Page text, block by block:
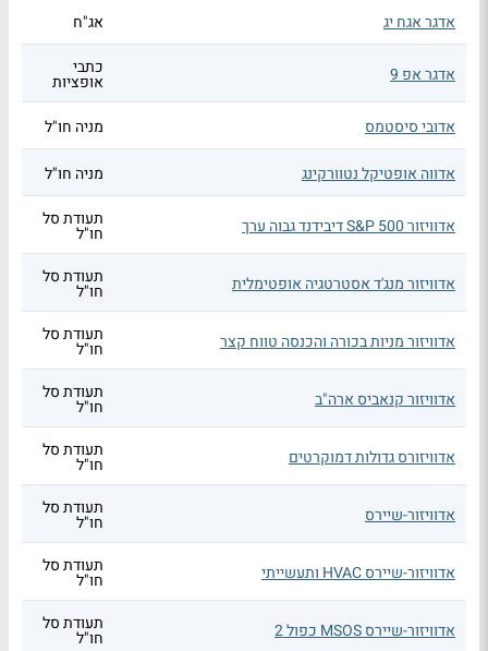
אדגר אגח יג אג"ח
אדגר אפ 9 כתבי
אופציות
אדובי סיסטמס
מניה חו"ל
אדווה אופטיקל נטוורקינג מניה חו"ל
אדוויזור S&P 500 דיבידנד גבוה ערך תעודת סל
חו"ל
אדוויזור מנג'ד אסטרטגיה אופטימלית תעודת סל
חו"ל
אדוויזור מניות בכורה והכנסה טווח קצר תעודת סל
חו"ל
אדוויזור קנאביס ארה"ב תעודת סל
חו"ל
אדוויזורס גדולות דמוקרטים תעודת סל
חו"ל
אדוויזור-שיירס תעודת סל
חו"ל
אדוויזור-שיירס HVAC ותעשייתי תעודת סל
חו"ל
אדוויזור-שיירס MSOS כפול 2 תעודת סל
חו"ל